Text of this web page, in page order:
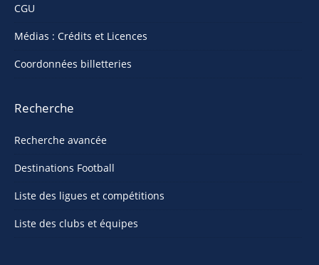
CGU
Médias : Crédits et Licences
Coordonnées billetteries
Recherche
Recherche avancée
Destinations Football
Liste des ligues et compétitions
Liste des clubs et équipes